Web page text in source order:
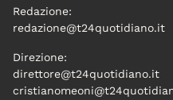
Redazione:
redazione@t24quotidiano.it
Direzione:
direttore@t24quotidiano.it